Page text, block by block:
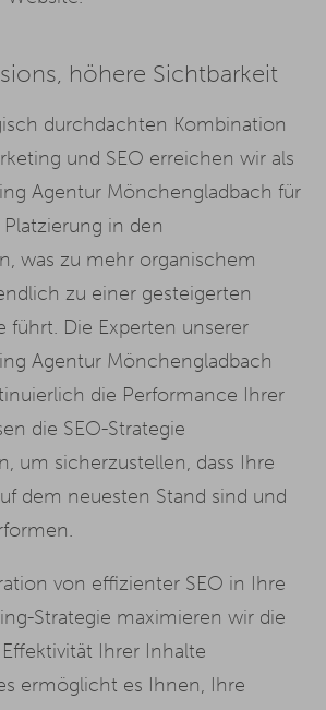
höhere Sichtbarkeit
durchdachten Kombination
und SEO erreichen wir als
Agentur Mönchengladbach für
in den
was zu mehr organischem
zu einer gesteigerten
führt. Die Experten unserer
Agentur Mönchengladbach
die Performance Ihrer
die SEO-Strategie
um sicherzustellen, dass Ihre
dem neuesten Stand sind und
von effizienter SEO in Ihre
Strategie maximieren wir die
Ihrer Inhalte
ermöglicht es Ihnen, Ihre